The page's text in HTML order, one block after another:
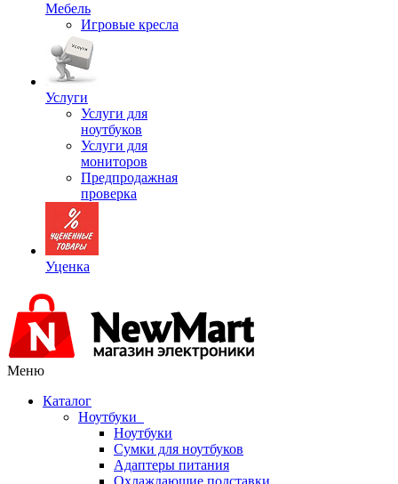
Мебель
Игровые кресла
Услуги
Услуги для
ноутбуков
Услуги для
мониторов
Предпродажная
проверка
Уценка
Меню
Каталог
Ноутбуки
Ноутбуки
Сумки для ноутбуков
Адаптеры питания
Охлаждающие подставки